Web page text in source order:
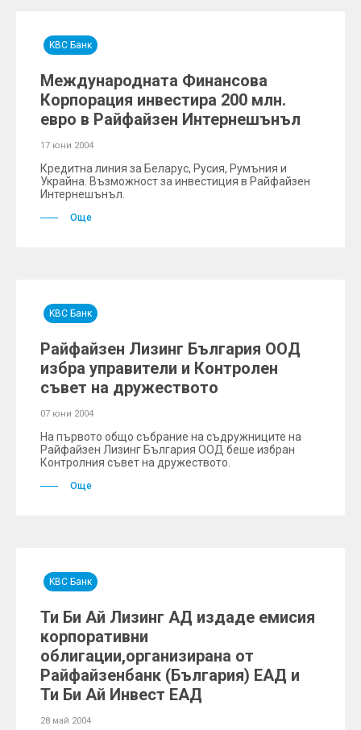
KBC Банк
Международната Финансова
Корпорация инвестира 200 млн.
евро в Райфайзен Интернешънъл
17 юни 2004
Кредитна линия за Беларус, Русия, Румъния и
Украйна. Възможност за инвестиция в Райфайзен
Интернешънъл.
Още
KBC Банк
Райфайзен Лизинг България ООД
избра управители и Контролен
съвет на дружеството
07 юни 2004
На първото общо събрание на съдружниците на
Райфайзен Лизинг България ООД беше избран
Контролния съвет на дружеството.
Още
KBC Банк
Ти Би Ай Лизинг АД издаде емисия
корпоративни
облигации,организирана от
Райфайзенбанк (България) ЕАД и
Ти Би Ай Инвест ЕАД
28 май 2004